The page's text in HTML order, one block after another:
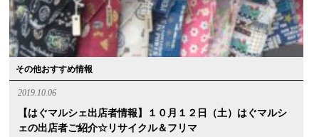
その他おすすめ情報
2019.10.06
【はぐマルシェ出店者情報】１０月１２日（土）はぐマルシ
ェの出店者ご紹介☆リサイクル＆フリマ